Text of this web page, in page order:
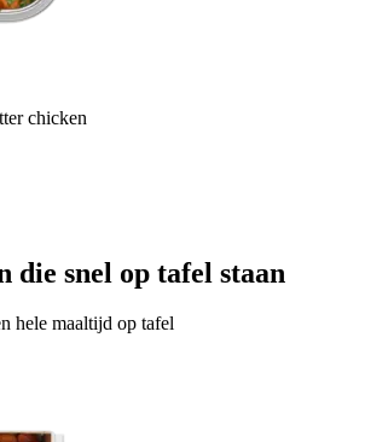
chicken
die snel op tafel staan
hele maaltijd op tafel